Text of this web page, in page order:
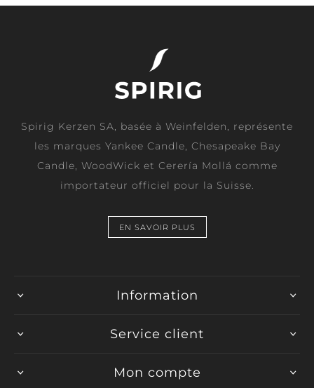
Spirig Kerzen SA, basée à Weinfelden, représente
les marques Yankee Candle, Chesapeake Bay
Candle, WoodWick et Cerería Mollá comme
importateur officiel pour la Suisse.
EN SAVOIR PLUS
Information
Service client
Mon compte